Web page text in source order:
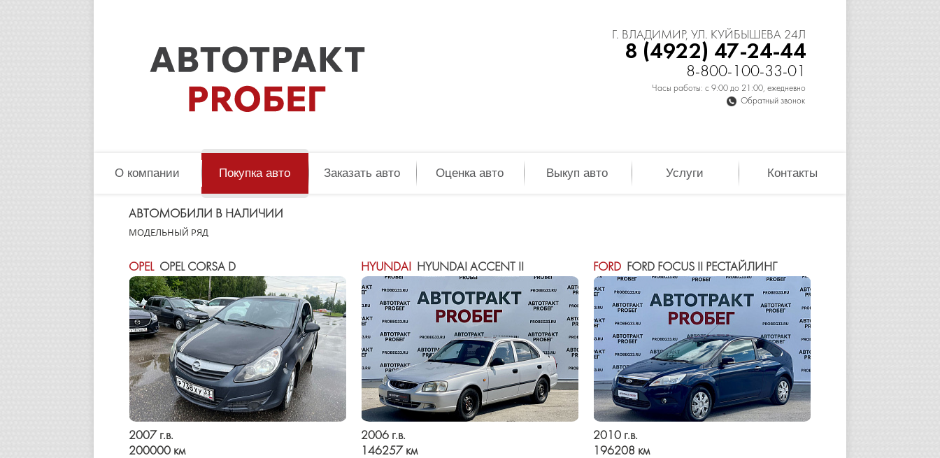
Г. ВЛАДИМИР, УЛ. КУЙБЫШЕВА 24Л
8 (4922) 47-24-44
8-800-100-33-01
Часы работы: с 9:00 до 21:00, ежедневно
Обратный звонок
О компании Покупка авто Заказать авто Оценка авто Выкуп авто Услуги Контакты
АВТОМОБИЛИ В НАЛИЧИИ
МОДЕЛЬНЫЙ РЯД
OPELOPEL CORSA D
2007 г.в.
200000 км
HYUNDAI HYUNDAI ACCENT II
2006 г.в.
146257 км
FORDFORD FOCUS II РЕСТАЙЛИНГ
2010 г.в.
196208 км